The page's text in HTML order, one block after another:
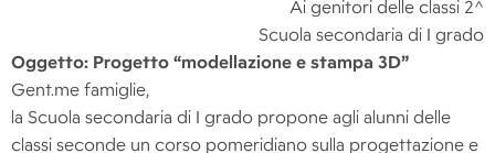
Ai genitori delle classi 2^
Scuola secondaria di I grado
Oggetto: Progetto “modellazione e stampa 3D”
Gent.me famiglie,
la Scuola secondaria di I grado propone agli alunni delle
classi seconde un corso pomeridiano sulla progettazione e